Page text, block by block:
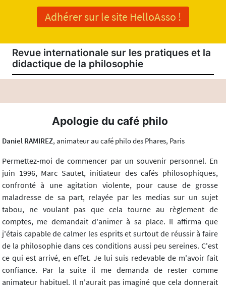
Adhérer sur le site HelloAsso !
Revue internationale sur les pratiques et la
didactique de la philosophie
Apologie du café philo
Daniel RAMIREZ, animateur au café philo des Phares, Paris
Permettez-moi de commencer par un souvenir personnel. En
juin 1996, Marc Sautet, initiateur des cafés philosophiques,
confronté à une agitation violente, pour cause de grosse
maladresse de sa part, relayée par les medias sur un sujet
tabou, ne voulant pas que cela tourne au règlement de
comptes, me demandait d'animer à sa place. Il affirma que
j'étais capable de calmer les esprits et surtout de réussir à faire
de la philosophie dans ces conditions aussi peu sereines. C'est
ce qui est arrivé, en effet. Je lui suis redevable de m'avoir fait
confiance. Par la suite il me demanda de rester comme
animateur habituel. Il n'aurait pas imaginé que cela donnerait